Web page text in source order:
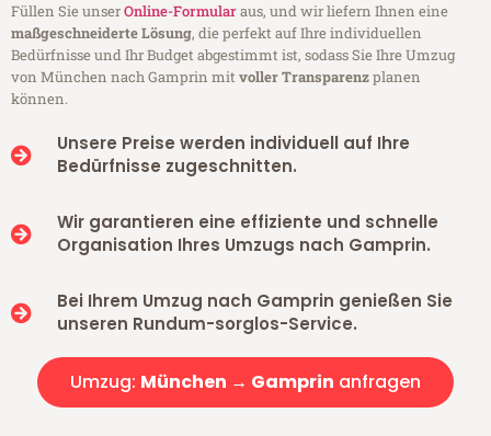
Füllen Sie unserOnline-Formularaus, und wir liefern Ihnen eine
maßgeschneiderte Lösung, die perfekt auf Ihre individuellen
Bedürfnisse und Ihr Budget abgestimmt ist, sodass Sie Ihre Umzug
von München nach Gamprin mitvoller Transparenzplanen
können.
Unsere Preise werden individuell auf Ihre
Bedürfnisse zugeschnitten.
Wir garantieren eine effiziente und schnelle
Organisation Ihres Umzugs nach Gamprin.
Bei Ihrem Umzug nach Gamprin genießen Sie
unseren Rundum-sorglos-Service.
Umzug: München → Gamprin anfragen